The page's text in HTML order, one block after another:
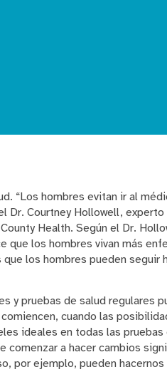
“Los hombres evitan ir al
Courtney Hollowell, experto
Health. Según el Dr.
los hombres vivan más
los hombres pueden seguir
y pruebas de salud regulares
cuando las
ideales en todas las
comenzar a hacer cambios
por ejemplo, pueden